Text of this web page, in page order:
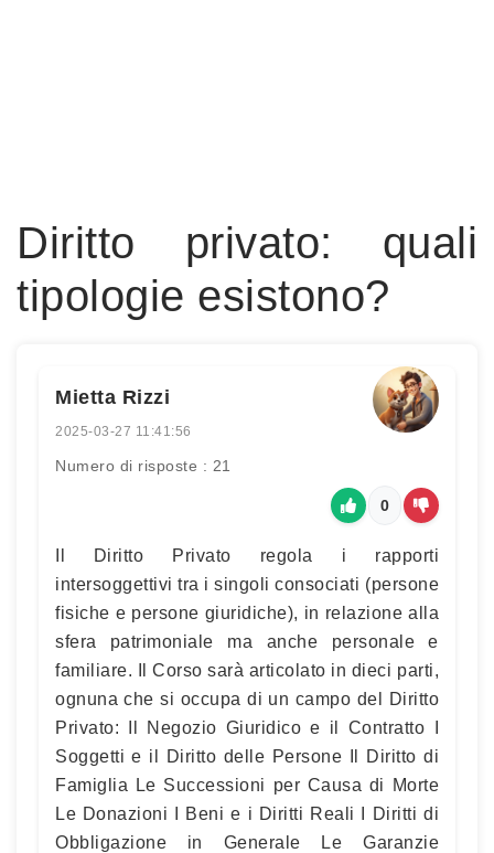
Diritto privato: quali
tipologie esistono?
Mietta Rizzi
2025-03-27 11:41:56
Numero di risposte : 21
0
Il Diritto Privato regola i rapporti
intersoggettivi tra i singoli consociati (persone
fisiche e persone giuridiche), in relazione alla
sfera patrimoniale ma anche personale e
familiare. Il Corso sarà articolato in dieci parti,
ognuna che si occupa di un campo del Diritto
Privato: Il Negozio Giuridico e il Contratto I
Soggetti e il Diritto delle Persone Il Diritto di
Famiglia Le Successioni per Causa di Morte
Le Donazioni I Beni e i Diritti Reali I Diritti di
Obbligazione in Generale Le Garanzie